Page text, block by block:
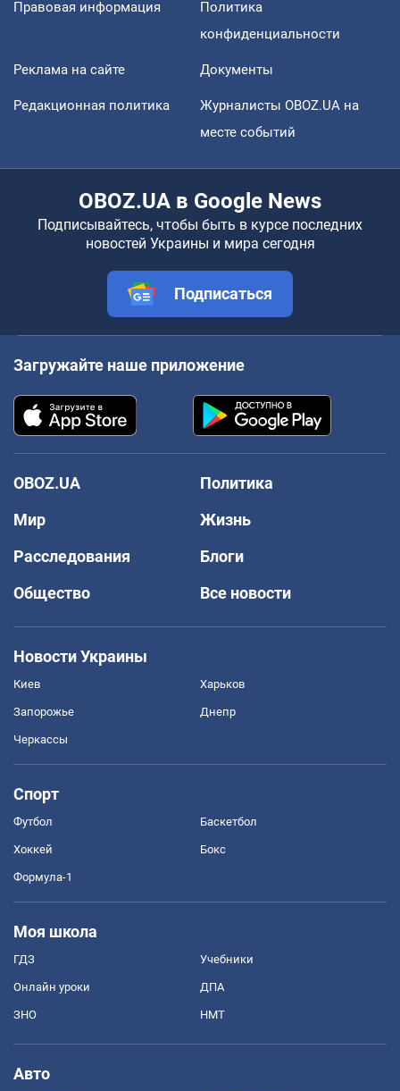
Правовая информация
Политика
конфиденциальности
Реклама на сайте Документы
Редакционная политика
Журналисты OBOZ.UA на
месте событий
OBOZ.UA в Google News
Подписывайтесь, чтобы быть в курсе последних
новостей Украины и мира сегодня
Подписаться
Загружайте наше приложение
OBOZ.UA
Политика
Мир
Жизнь
Расследования
Блоги
Общество
Все новости
Новости Украины
Киев Харьков
Запорожье Днепр
Черкассы
Спорт
Футбол Баскетбол
Хоккей Бокс
Формула-1
Моя школа
ГДЗ Учебники
Онлайн уроки ДПА
ЗНО НМТ
Авто